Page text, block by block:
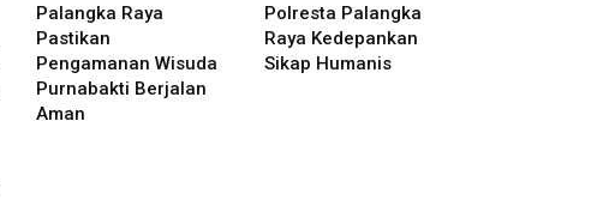
Palangka Raya
Pastikan
Pengamanan Wisuda
Purnabakti Berjalan
Aman
Polresta Palangka
Raya Kedepankan
Sikap Humanis